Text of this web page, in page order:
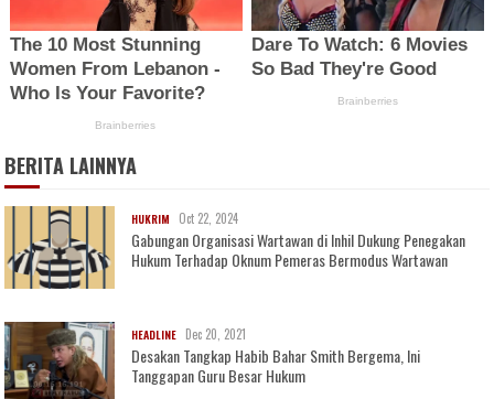
BERITA LAINNYA
HUKRIM Oct 22, 2024
Gabungan Organisasi Wartawan di Inhil Dukung Penegakan
Hukum Terhadap Oknum Pemeras Bermodus Wartawan
HEADLINE Dec 20, 2021
Desakan Tangkap Habib Bahar Smith Bergema, Ini
Tanggapan Guru Besar Hukum